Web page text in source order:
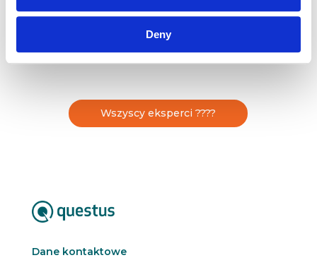
Deny
Wschodniej dla firmy Abbott, […]
Wszyscy eksperci ????
Dane kontaktowe